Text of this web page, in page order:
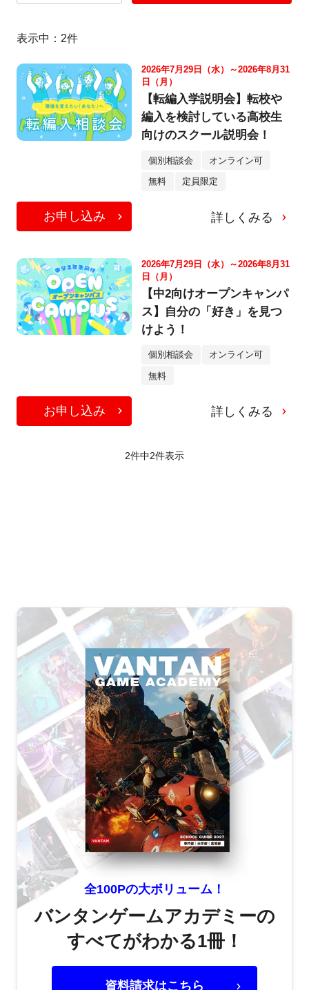
表示中： 2件
2026年7月29日（水）～2026年8月31
日（月）
【転編入学説明会】転校や
編入を検討している高校生
向けのスクール説明会！
個別相談会 オンライン可
無料 定員限定
お申し込み 詳しくみる
2026年7月29日（水）～2026年8月31
日（月）
【中2向けオープンキャンパ
ス】自分の「好き」を見つ
けよう！
個別相談会 オンライン可
無料
お申し込み 詳しくみる
2件中2件表示
全100Pの大ボリューム！
バンタンゲームアカデミーの
すべてがわかる1冊！
資料請求はこちら